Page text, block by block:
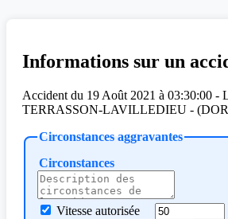
Informations sur un
Accident du 19 Août 2021 à 03:30:00 -
TERRASSON-LAVILLEDIEU -
Circonstances
Circonstances aggravantes
Vitesse autorisée